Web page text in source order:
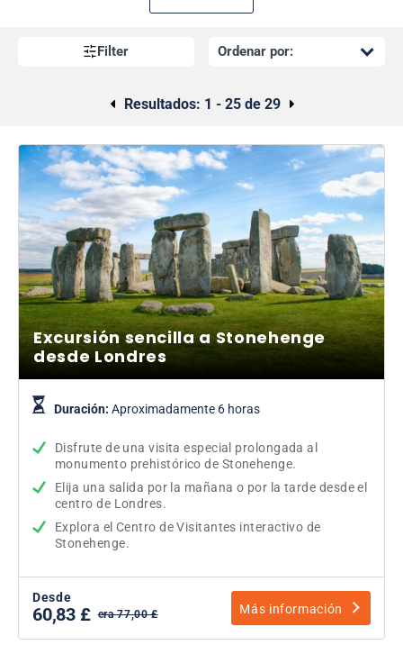
impresionantes, todo en un solo día! Con puntos de partida en
el corazón de la ciudad, explorar el Reino Unido nunca ha sido
incluida la Torre Eiffel y el Museo del Louvre, y realice un
crucero por el hermoso río Sena.
Reciba un reembolso completo si cancela viajes en autobús
hasta 24 horas antes de la fecha del viaje.
Filter
Resultados: 1 - 25 de 29
Excursión sencilla a Stonehenge
desde Londres
Duración: Aproximadamente 6 horas
Disfrute de una visita especial prolongada al
monumento prehistórico de Stonehenge.
Elija una salida por la mañana o por la tarde desde el
centro de Londres.
Explora el Centro de Visitantes interactivo de
Stonehenge.
Desde
60,83 £ era 77,00 £ Más información